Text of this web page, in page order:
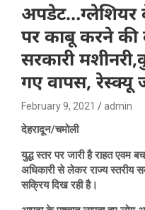
अपडेट…ग्लेशियर
पर काबू करने की
सरकारी
गए वापस, रेस्क्यू
February 9, 2021 admin
देहरादून/चमोली
युद्ध स्तर पर जारी है राहत एवम
अधिकारी से लेकर राज्य स्तरीय
सक्रिय दिख रही है।